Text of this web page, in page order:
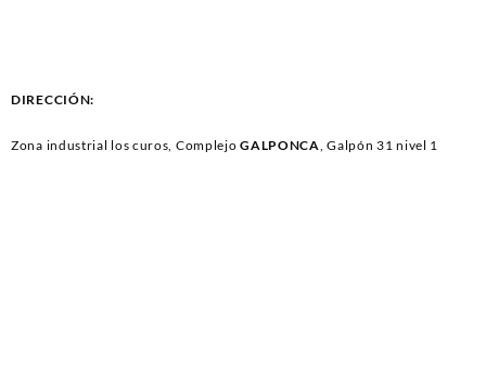
DIRECCIÓN:
Zona industrial los curos, ComplejoGALPONCA , Galpón 31 nivel 1